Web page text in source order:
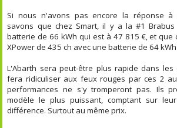
Si nous n'avons pas encore la réponse à
savons que chez Smart, il y a la #1
batterie de 66 kWh qui est à 47 815 €, et que
XPower de 435 ch avec une batterie de 64
L'Abarth sera peut-être plus rapide dans les
fera ridiculiser aux feux rouges par ces 2
performances ne s'y tromperont pas. Ils
modèle le plus puissant, comptant sur
différence. Surtout au même prix.